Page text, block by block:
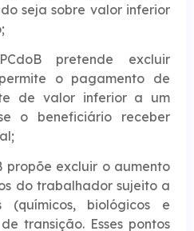
seja sobre valor inferior
pretende excluir
o pagamento de
de valor inferior a um
o beneficiário receber
propõe excluir o aumento
do trabalhador sujeito a
(químicos, biológicos e
transição. Esses pontos